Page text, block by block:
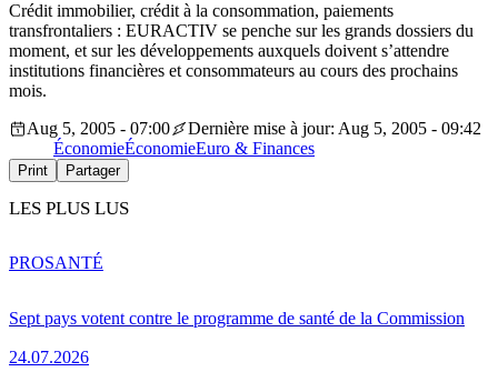
Crédit immobilier, crédit à la consommation, paiements
transfrontaliers : EURACTIV se penche sur les grands dossiers du
moment, et sur les développements auxquels doivent s’attendre
institutions financières et consommateurs au cours des prochains
mois.
Aug 5, 2005 - 07:00
Dernière mise à jour: Aug 5, 2005 - 09:42
ÉconomieÉconomieEuro & Finances
Print Partager
LES PLUS LUS
Sept pays votent contre le programme de santé de la Commission
24.07.2026
PROSANTÉ